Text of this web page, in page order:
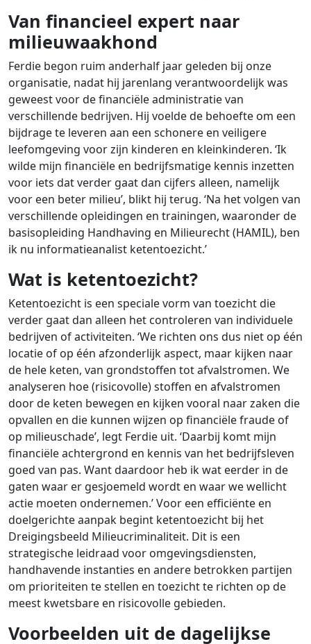
Van financieel expert naar
milieuwaakhond
Ferdie begon ruim anderhalf jaar geleden bij onze
organisatie, nadat hij jarenlang verantwoordelijk was
geweest voor de financiële administratie van
verschillende bedrijven. Hij voelde de behoefte om een
bijdrage te leveren aan een schonere en veiligere
leefomgeving voor zijn kinderen en kleinkinderen. ‘Ik
wilde mijn financiële en bedrijfsmatige kennis inzetten
voor iets dat verder gaat dan cijfers alleen, namelijk
voor een beter milieu’, blikt hij terug. ‘Na het volgen van
verschillende opleidingen en trainingen, waaronder de
basisopleiding Handhaving en Milieurecht (HAMIL), ben
ik nu informatieanalist ketentoezicht.’
Wat is ketentoezicht?
Ketentoezicht is een speciale vorm van toezicht die
verder gaat dan alleen het controleren van individuele
bedrijven of activiteiten. ‘We richten ons dus niet op één
locatie of op één afzonderlijk aspect, maar kijken naar
de hele keten, van grondstoffen tot afvalstromen. We
analyseren hoe (risicovolle) stoffen en afvalstromen
door de keten bewegen en kijken vooral naar zaken die
opvallen en die kunnen wijzen op financiële fraude of
op milieuschade’, legt Ferdie uit. ‘Daarbij komt mijn
financiële achtergrond en kennis van het bedrijfsleven
goed van pas. Want daardoor heb ik wat eerder in de
gaten waar er gesjoemeld wordt en waar we wellicht
actie moeten ondernemen.’ Voor een efficiënte en
doelgerichte aanpak begint ketentoezicht bij het
Dreigingsbeeld Milieucriminaliteit. Dit is een
strategische leidraad voor omgevingsdiensten,
handhavende instanties en andere betrokken partijen
om prioriteiten te stellen en toezicht te richten op de
meest kwetsbare en risicovolle gebieden.
Voorbeelden uit de dagelijkse